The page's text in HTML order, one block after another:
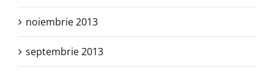
noiembrie 2013
septembrie 2013